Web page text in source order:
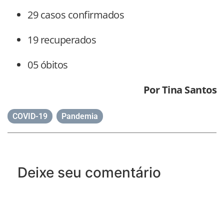
29 casos confirmados
19 recuperados
05 óbitos
Por Tina Santos
COVID-19 Pandemia
Deixe seu comentário